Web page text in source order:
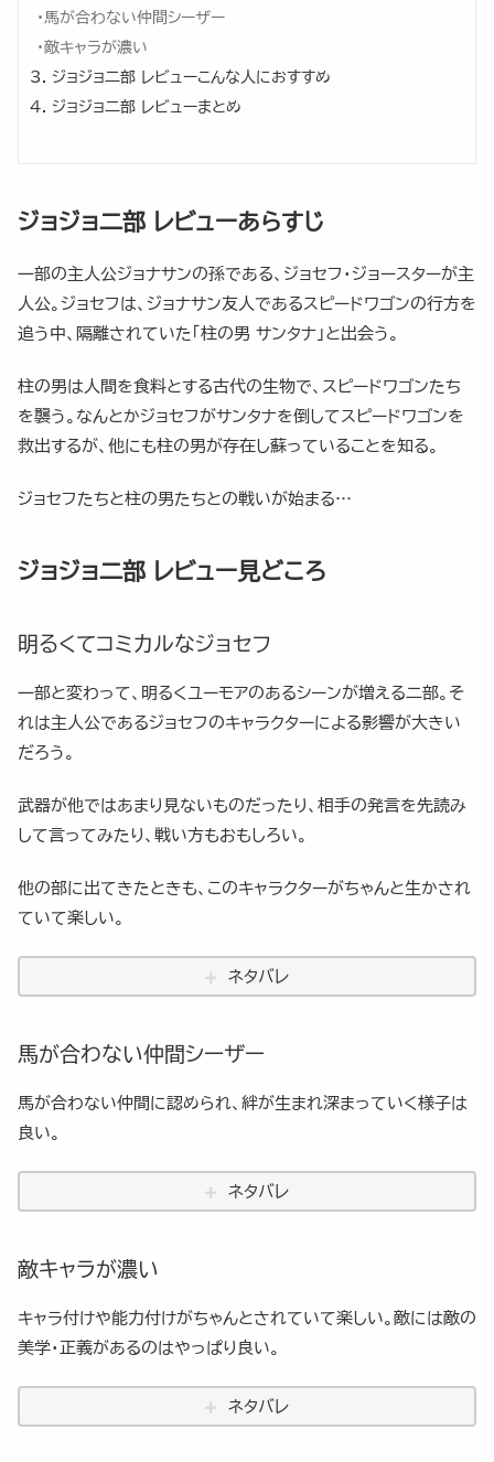
馬が合わない仲間シーザー
敵キャラが濃い
ジョジョ二部 レビューこんな人におすすめ
ジョジョ二部 レビューまとめ
ジョジョ二部 レビューあらすじ
一部の主人公ジョナサンの孫である、ジョセフ・ジョースターが主
人公。ジョセフは、ジョナサン友人であるスピードワゴンの行方を
追う中、隔離されていた「柱の男 サンタナ」と出会う。
柱の男は人間を食料とする古代の生物で、スピードワゴンたち
を襲う。なんとかジョセフがサンタナを倒してスピードワゴンを
救出するが、他にも柱の男が存在し蘇っていることを知る。
ジョセフたちと柱の男たちとの戦いが始まる…
ジョジョ二部 レビュー見どころ
明るくてコミカルなジョセフ
一部と変わって、明るくユーモアのあるシーンが増える二部。そ
れは主人公であるジョセフのキャラクターによる影響が大きい
だろう。
武器が他ではあまり見ないものだったり、相手の発言を先読み
して言ってみたり、戦い方もおもしろい。
他の部に出てきたときも、このキャラクターがちゃんと生かされ
ていて楽しい。
ネタバレ
馬が合わない仲間シーザー
馬が合わない仲間に認められ、絆が生まれ深まっていく様子は
良い。
ネタバレ
敵キャラが濃い
キャラ付けや能力付けがちゃんとされていて楽しい。敵には敵の
美学・正義があるのはやっぱり良い。
ネタバレ